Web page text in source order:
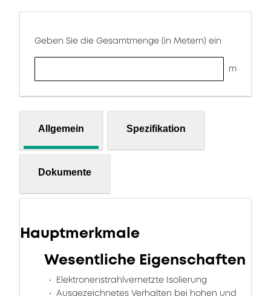
Geben Sie die Gesamtmenge (in Metern) ein
m
Allgemein Spezifikation
Dokumente
Hauptmerkmale
Wesentliche Eigenschaften
Elektronenstrahlvernetzte Isolierung
Ausgezeichnetes Verhalten bei hohen und